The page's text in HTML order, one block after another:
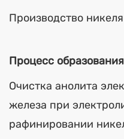
Производство никеля
Процесс
Очистка анолита
железа при
рафинировании